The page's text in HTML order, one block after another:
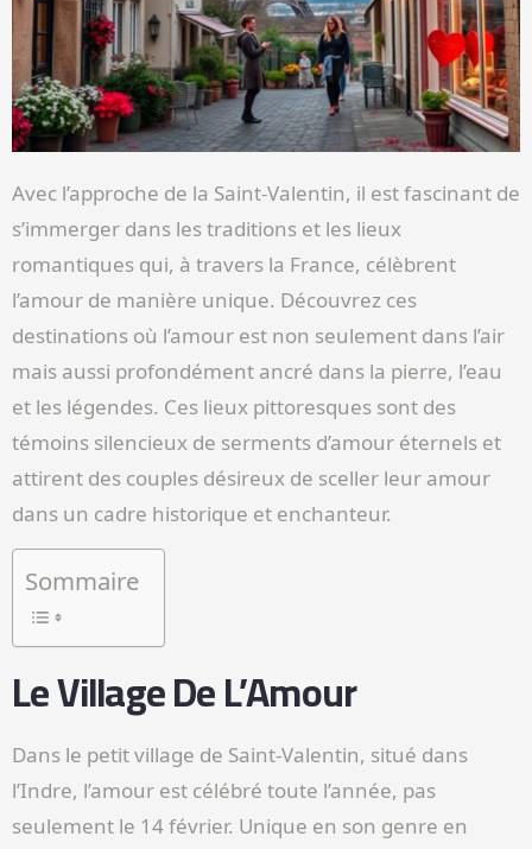
Avec l’approche de la Saint-Valentin, il est fascinant de
s’immerger dans les traditions et les lieux
romantiques qui, à travers la France, célèbrent
l’amour de manière unique. Découvrez ces
destinations où l’amour est non seulement dans l’air
mais aussi profondément ancré dans la pierre, l’eau
et les légendes. Ces lieux pittoresques sont des
témoins silencieux de serments d’amour éternels et
attirent des couples désireux de sceller leur amour
dans un cadre historique et enchanteur.
Sommaire
Le Village De L’Amour
Dans le petit village de Saint-Valentin, situé dans
l’Indre, l’amour est célébré toute l’année, pas
seulement le 14 février. Unique en son genre en